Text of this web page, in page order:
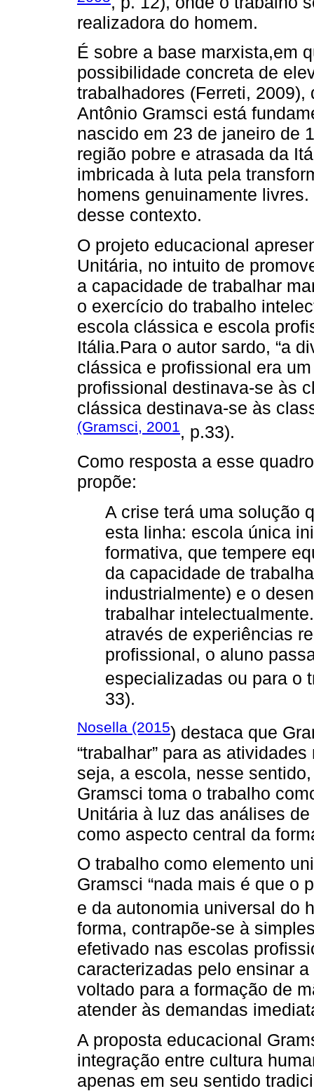
realizadora do homem.
É sobre a base marxista,em
possibilidade concreta de
trabalhadores (Ferreti,
Antônio Gramsci está
nascido em 23 de janeiro de
região pobre e atrasada da
imbricada à luta pela
homens genuinamente
desse contexto.
O projeto educacional
Unitária, no intuito de
a capacidade de trabalhar
o exercício do trabalho
escola clássica e escola
Itália.Para o autor sardo, “a
clássica e profissional era
profissional destinava-se às
clássica destinava-se às
(Gramsci, 2001 , p.33).
Como resposta a esse
propõe:
A crise terá uma solução
esta linha: escola única
formativa, que tempere
da capacidade de
industrialmente) e o
trabalhar
através de experiências
profissional, o aluno
especializadas ou para o
33).
Nosella (2015) destaca que
“trabalhar” para as
seja, a escola, nesse
Gramsci toma o trabalho
Unitária à luz das análises
como aspecto central da
O trabalho como elemento
Gramsci “nada mais é que o
e da autonomia universal do
forma, contrapõe-se à
efetivado nas escolas
caracterizadas pelo ensinar
voltado para a formação de
atender às demandas
A proposta educacional
integração entre cultura
apenas em seu sentido